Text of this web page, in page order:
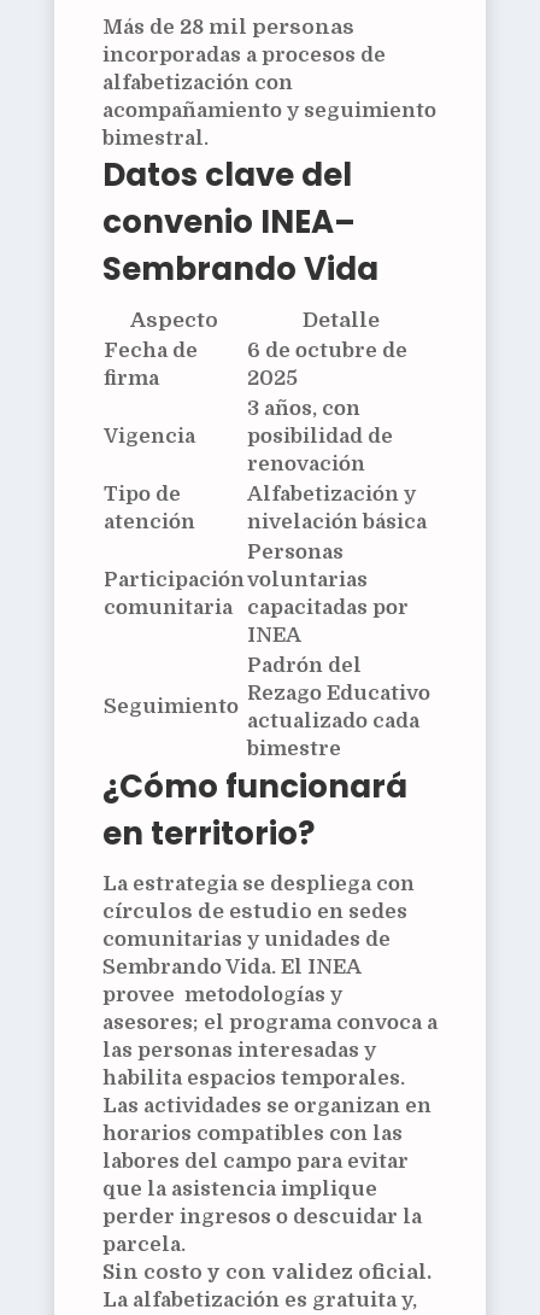
Más de 28 mil personas
incorporadas a procesos de
alfabetización con
acompañamiento y seguimiento
bimestral.
Datos clave del
convenio INEA–
Sembrando Vida
Aspecto
Detalle
Fecha de
firma
6 de octubre de
2025
Vigencia
3 años, con
posibilidad de
renovación
Tipo de
atención
Alfabetización y
nivelación básica
Participación
comunitaria
Personas
voluntarias
capacitadas por
INEA
Seguimiento
Padrón del
Rezago Educativo
actualizado cada
bimestre
¿Cómo funcionará
en territorio?
La estrategia se despliega con
círculos de estudio en sedes
comunitarias y unidades de
Sembrando Vida. El INEA
provee metodologías y
asesores; el programa convoca a
las personas interesadas y
habilita espacios temporales.
Las actividades se organizan en
horarios compatibles con las
labores del campo para evitar
que la asistencia implique
perder ingresos o descuidar la
parcela.
Sin costo y con validez oficial.
La alfabetización es gratuita y,